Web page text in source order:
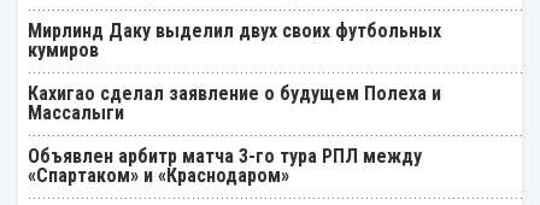
Мирлинд Даку выделил двух своих футбольных
кумиров
Кахигао сделал заявление о будущем Полеха и
Массалыги
Объявлен арбитр матча 3-го тура РПЛ между
«Спартаком» и «Краснодаром»